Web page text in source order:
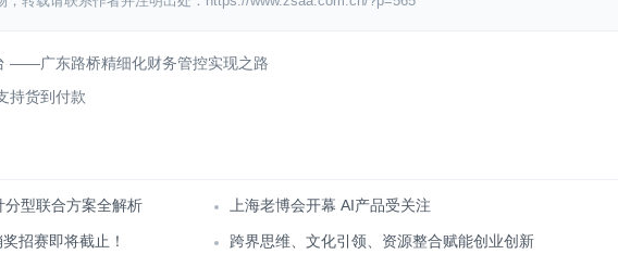
——广东路桥精细化财务管控实现之路
持货到付款
型联合方案全解析 上海老博会开幕 AI产品受关注
招赛即将截止！ 跨界思维、文化引领、资源整合赋能创业创新